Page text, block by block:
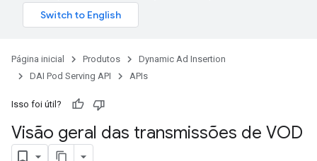
Página inicial Produtos
Dynamic Ad Insertion
DAI Pod Serving API
APIs
Isso foi útil?
Visão geral das transmissões de VOD